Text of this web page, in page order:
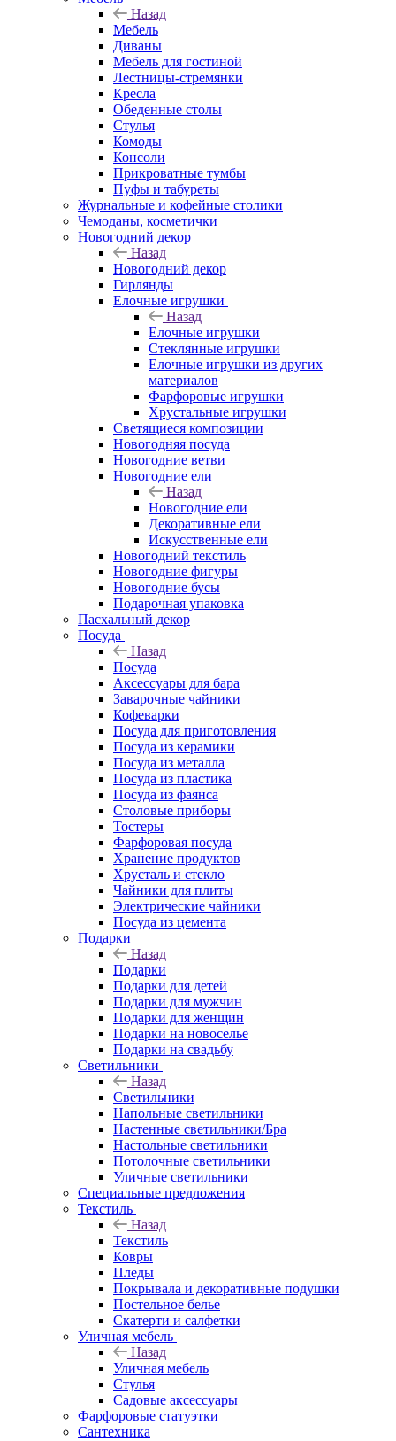
Назад
Мебель
Диваны
Мебель для гостиной
Лестницы-стремянки
Кресла
Обеденные столы
Стулья
Комоды
Консоли
Прикроватные тумбы
Пуфы и табуреты
Журнальные и кофейные столики
Чемоданы, косметички
Новогодний декор
Назад
Новогодний декор
Гирлянды
Елочные игрушки
Назад
Елочные игрушки
Стеклянные игрушки
Елочные игрушки из других
материалов
Фарфоровые игрушки
Хрустальные игрушки
Светящиеся композиции
Новогодняя посуда
Новогодние ветви
Новогодние ели
Назад
Новогодние ели
Декоративные ели
Искусственные ели
Новогодний текстиль
Новогодние фигуры
Новогодние бусы
Подарочная упаковка
Пасхальный декор
Посуда
Назад
Посуда
Аксессуары для бара
Заварочные чайники
Кофеварки
Посуда для приготовления
Посуда из керамики
Посуда из металла
Посуда из пластика
Посуда из фаянса
Столовые приборы
Тостеры
Фарфоровая посуда
Хранение продуктов
Хрусталь и стекло
Чайники для плиты
Электрические чайники
Посуда из цемента
Подарки
Назад
Подарки
Подарки для детей
Подарки для мужчин
Подарки для женщин
Подарки на новоселье
Подарки на свадьбу
Светильники
Назад
Светильники
Напольные светильники
Настенные светильники/Бра
Настольные светильники
Потолочные светильники
Уличные светильники
Специальные предложения
Текстиль
Назад
Текстиль
Ковры
Пледы
Покрывала и декоративные подушки
Постельное белье
Скатерти и салфетки
Уличная мебель
Назад
Уличная мебель
Стулья
Садовые аксессуары
Фарфоровые статуэтки
Сантехника